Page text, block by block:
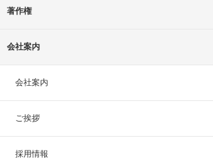
著作権
会社案内
会社案内
ご挨拶
採用情報